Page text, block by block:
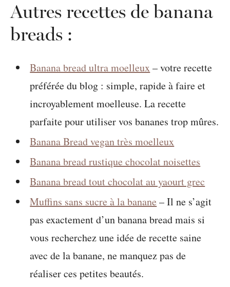
Autres recettes de banana
breads :
Banana bread ultra moelleux– votre recette
préférée du blog : simple, rapide à faire et
incroyablement moelleuse. La recette
parfaite pour utiliser vos bananes trop mûres.
Banana Bread vegan très moelleux
Banana bread rustique chocolat noisettes
Banana bread tout chocolat au yaourt grec
Muffins sans sucre à la banane – Il ne s’agit
pas exactement d’un banana bread mais si
vous recherchez une idée de recette saine
avec de la banane, ne manquez pas de
réaliser ces petites beautés.